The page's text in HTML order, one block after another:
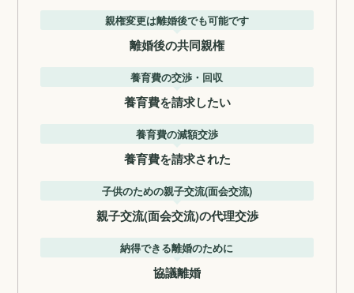
親権変更は離婚後でも可能です
離婚後の共同親権
養育費の交渉・回収
養育費を請求したい
養育費の減額交渉
養育費を請求された
子供のための親子交流(面会交流)
親子交流(面会交流)の代理交渉
納得できる離婚のために
協議離婚